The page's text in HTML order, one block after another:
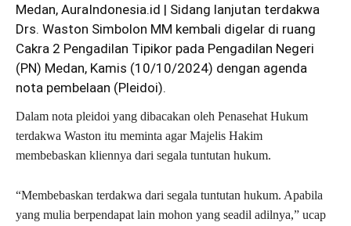
Medan, AuraIndonesia.id | Sidang lanjutan terdakwa
Drs. Waston Simbolon MM kembali digelar di ruang
Cakra 2 Pengadilan Tipikor pada Pengadilan Negeri
(PN) Medan, Kamis (10/10/2024) dengan agenda
nota pembelaan (Pleidoi).
Dalam nota pleidoi yang dibacakan oleh Penasehat Hukum
terdakwa Waston itu meminta agar Majelis Hakim
membebaskan kliennya dari segala tuntutan hukum.
“Membebaskan terdakwa dari segala tuntutan hukum. Apabila
yang mulia berpendapat lain mohon yang seadil adilnya,” ucap